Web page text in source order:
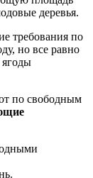
деревья.
требования по
но все равно
по свободным